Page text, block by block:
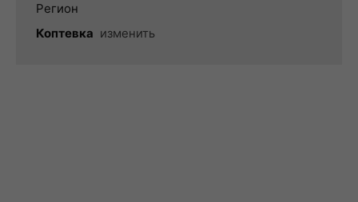
Регион
Коптевка изменить